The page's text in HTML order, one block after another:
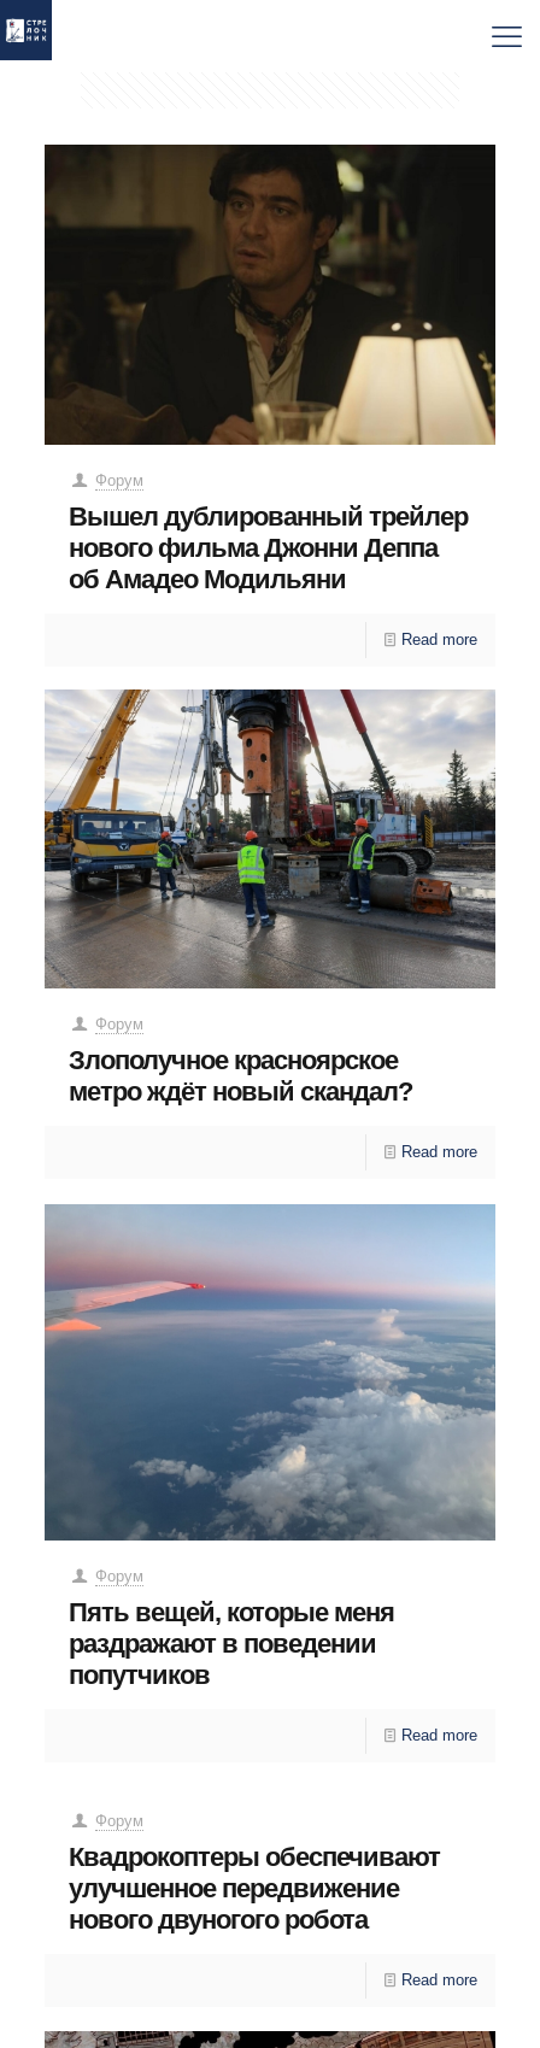
Форум
Вышел дублированный трейлер
нового фильма Джонни Деппа
об Амадео Модильяни
Read more
Форум
Злополучное красноярское
метро ждёт новый скандал?
Read more
Форум
Пять вещей, которые меня
раздражают в поведении
попутчиков
Read more
Форум
Квадрокоптеры обеспечивают
улучшенное передвижение
нового двуногого робота
Read more